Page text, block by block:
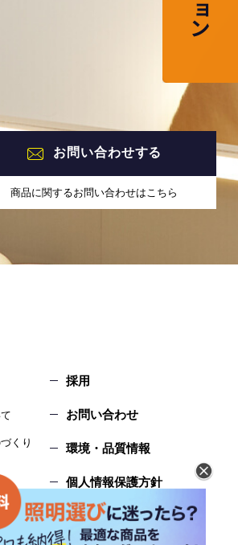
お問い合わせする
商品に関するお問い合わせはこちら
くり
採用
お問い合わせ
環境・品質情報
個人情報保護方針
サイトマップ